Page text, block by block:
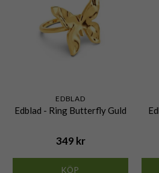
EDBLAD
Edblad - Ring Butterfly Guld
349 kr
KÖP